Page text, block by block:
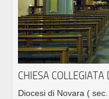
CHIESA
Diocesi di Novara (